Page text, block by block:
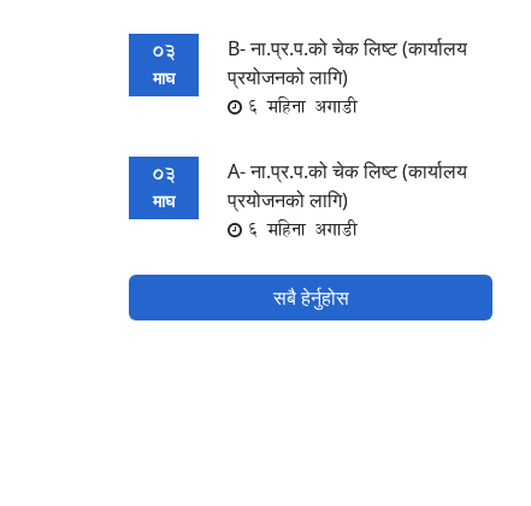
03
माघ
B- ना.प्र.प.को चेक लिष्ट (कार्यालय
प्रयोजनको लागि)
6 महिना अगाडी
03
माघ
A- ना.प्र.प.को चेक लिष्ट (कार्यालय
प्रयोजनको लागि)
6 महिना अगाडी
सबै हेर्नुहोस